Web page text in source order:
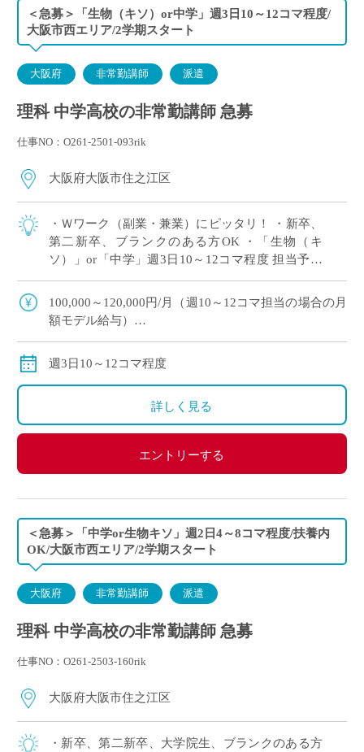
＜急募＞「生物（キソ）or中学」週3日10～12コマ程度/
大阪市西エリア/2学期スタート
大阪府 非常勤講師 派遣
理科 中学高校の非常勤講師 急募
仕事NO：O261-2501-093rik
大阪府大阪市住之江区
・Ｗワーク（副業・兼業）にピッタリ！ ・新卒、
第二新卒、ブランクのある方OK ・「生物（キ
ソ）」or「中学」週3日10～12コマ程度 担当予定
ら、調整OK！ ※扶養内希望の相談 […]
100,000～120,000円/月（週10～12コマ担当の場合の月
額モデル給与）
※ご勤務スタート時期によって、初月の給与は日割計
週3日10～12コマ程度
詳しく見る
エントリーする
＜急募＞「中学or生物キソ」週2日4～8コマ程度/扶養内
OK/大阪市西エリア/2学期スタート
大阪府 非常勤講師 派遣
理科 中学高校の非常勤講師 急募
仕事NO：O261-2503-160rik
大阪府大阪市住之江区
・新卒、第二新卒、大学院生、ブランクのある方